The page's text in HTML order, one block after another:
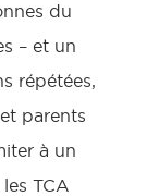
du
– et un
répétées,
parents
à un
TCA